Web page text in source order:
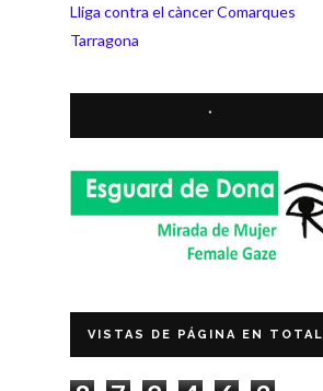
Lliga contra el càncer Comarques
Tarragona
*
VISTAS DE PÁGINA EN TOTAL